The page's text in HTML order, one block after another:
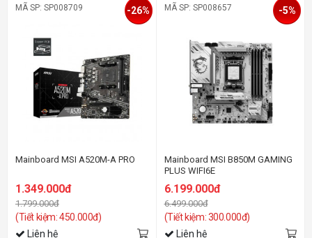
MÃ SP: SP008709
Mainboard MSI A520M-A PRO
1.349.000đ
1.799.000đ
(Tiết kiệm: 450.000đ)
-26%
Liên hệ
MÃ SP: SP008657
Mainboard MSI B850M GAMING
PLUS WIFI6E
6.199.000đ
6.499.000đ
(Tiết kiệm: 300.000đ)
-5%
Liên hệ